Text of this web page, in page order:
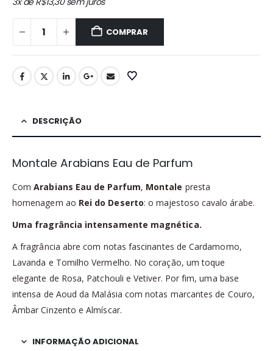
original
era:
R$89,90.
é:
R$39,90.
COMPRAR
DESCRIÇÃO
Montale Arabians Eau de Parfum
ComArabians Eau de Parfum, Montale presta
homenagem ao Rei do Deserto: o majestoso cavalo árabe.
Uma fragrância intensamente magnética.
A fragrância abre com notas fascinantes de Cardamomo,
Lavanda e Tomilho Vermelho. No coração, um toque
elegante de Rosa, Patchouli e Vetiver. Por fim, uma base
intensa de Aoud da Malásia com notas marcantes de Couro,
Âmbar Cinzento e Almíscar.
INFORMAÇÃO ADICIONAL